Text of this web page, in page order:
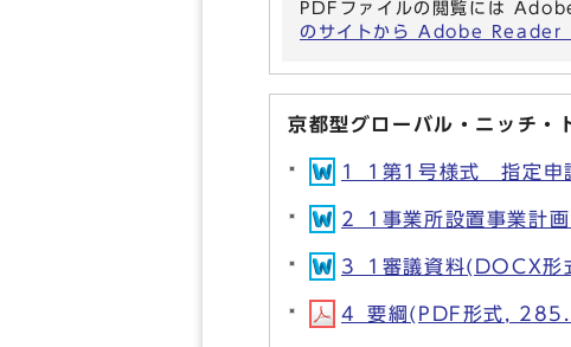
PDFファイルの閲覧には
のサイトから Adobe Reader
京都型グローバル・ニッチ・
1_1第1号様式 指定申
2_1事業所設置事業計
3_1審議資料(DOCX
4_要綱(PDF形式,